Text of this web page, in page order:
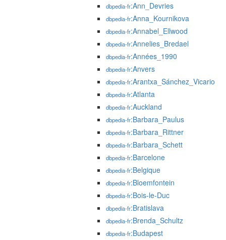
dbpedia-fr:Ann_Devries
dbpedia-fr:Anna_Kournikova
dbpedia-fr:Annabel_Ellwood
dbpedia-fr:Annelies_Bredael
dbpedia-fr:Années_1990
dbpedia-fr:Anvers
dbpedia-fr:Arantxa_Sánchez_Vicario
dbpedia-fr:Atlanta
dbpedia-fr:Auckland
dbpedia-fr:Barbara_Paulus
dbpedia-fr:Barbara_Rittner
dbpedia-fr:Barbara_Schett
dbpedia-fr:Barcelone
dbpedia-fr:Belgique
dbpedia-fr:Bloemfontein
dbpedia-fr:Bois-le-Duc
dbpedia-fr:Bratislava
dbpedia-fr:Brenda_Schultz
dbpedia-fr:Budapest